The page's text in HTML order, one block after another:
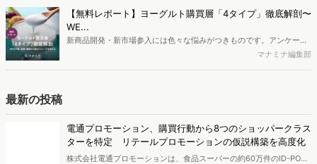
ち、スマートフォンを取り巻く環境が成熟するなか、新興SNSの台頭
により高校生のデジタルライフスタイルは新たな変化を見せていま
す。※資料は記事内の入力フォームより、ダウンロードいただけま
【無料レポート】ヨーグルト購買層「4タイプ」徹底解剖〜
WE...
新商品開発・新市場参入には色々な悩みがつきものです。アンケート
調査を実施しても、購買実態が不透明、新商品の受容性も判断しきれ
ポートとなっています。※本レポートは記事のフォームから無料でダ
ウンロードできます。
マナミナ編集部
最新の投稿
電通プロモーション、購買行動から8つのショッパークラス
ターを特定 リテールプロモーションの仮説構築を高度化
株式会社電通プロモーションは、食品スーパーの約60万件のID-POS